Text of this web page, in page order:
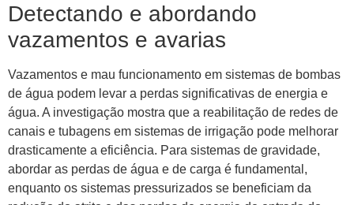
Detectando e abordando
vazamentos e avarias
Vazamentos e mau funcionamento em sistemas de bombas
de água podem levar a perdas significativas de energia e
água. A investigação mostra que a reabilitação de redes de
canais e tubagens em sistemas de irrigação pode melhorar
drasticamente a eficiência. Para sistemas de gravidade,
abordar as perdas de água e de carga é fundamental,
enquanto os sistemas pressurizados se beneficiam da